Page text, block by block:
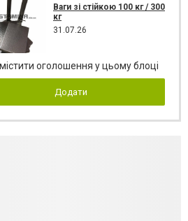
Ваги зі стійкою 100 кг / 300
кг
31.07.26
оголошення у цьому блоці
Додати